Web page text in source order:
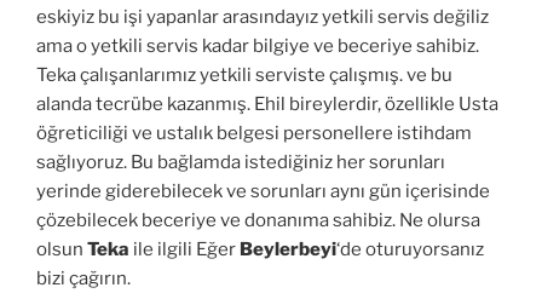
eskiyiz bu işi yapanlar arasındayız yetkili servis değiliz
ama o yetkili servis kadar bilgiye ve beceriye sahibiz.
Teka çalışanlarımız yetkili serviste çalışmış. ve bu
alanda tecrübe kazanmış. Ehil bireylerdir, özellikle Usta
öğreticiliği ve ustalık belgesi personellere istihdam
sağlıyoruz. Bu bağlamda istediğiniz her sorunları
yerinde giderebilecek ve sorunları aynı gün içerisinde
çözebilecek beceriye ve donanıma sahibiz. Ne olursa
olsun Teka ile ilgili Eğer Beylerbeyi‘de oturuyorsanız
bizi çağırın.